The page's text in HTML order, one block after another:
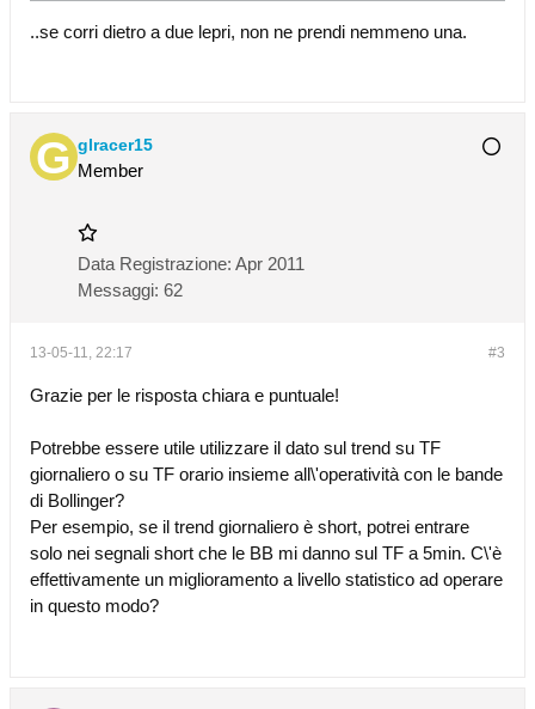
..se corri dietro a due lepri, non ne prendi nemmeno una.
glracer15
Member
Data Registrazione: Apr 2011
Messaggi: 62
#3
13-05-11, 22:17
Grazie per le risposta chiara e puntuale!
Potrebbe essere utile utilizzare il dato sul trend su TF
giornaliero o su TF orario insieme all\'operatività con le bande
di Bollinger?
Per esempio, se il trend giornaliero è short, potrei entrare
solo nei segnali short che le BB mi danno sul TF a 5min. C\'è
effettivamente un miglioramento a livello statistico ad operare
in questo modo?